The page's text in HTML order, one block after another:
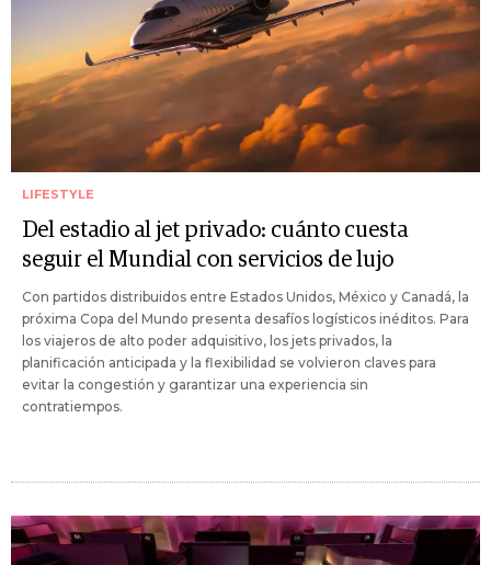
LIFESTYLE
Del estadio al jet privado: cuánto cuesta
seguir el Mundial con servicios de lujo
Con partidos distribuidos entre Estados Unidos, México y Canadá, la
próxima Copa del Mundo presenta desafíos logísticos inéditos. Para
los viajeros de alto poder adquisitivo, los jets privados, la
planificación anticipada y la flexibilidad se volvieron claves para
evitar la congestión y garantizar una experiencia sin
contratiempos.